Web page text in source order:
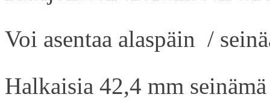
Voi asentaa alaspäin /
Halkaisia 42,4 mm